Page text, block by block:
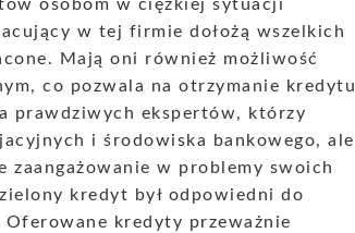
osobom w ciężkiej sytuacji
w tej firmie dołożą wszelkich
Mają oni również możliwość
co pozwala na otrzymanie kredytu
prawdziwych ekspertów, którzy
i środowiska bankowego, ale
zaangażowanie w problemy swoich
kredyt był odpowiedni do
kredyty przeważnie